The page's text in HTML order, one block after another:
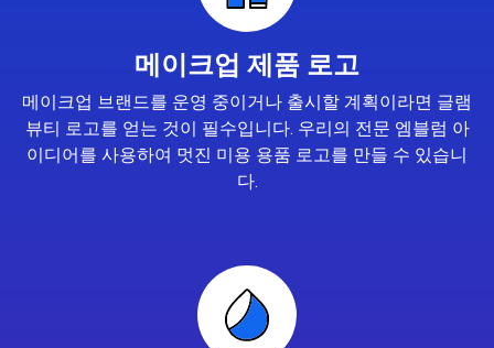
메이크업 제품 로고
메이크업 브랜드를 운영 중이거나 출시할 계획이라면 글램
뷰티 로고를 얻는 것이 필수입니다. 우리의 전문 엠블럼 아
이디어를 사용하여 멋진 미용 용품 로고를 만들 수 있습니
다.